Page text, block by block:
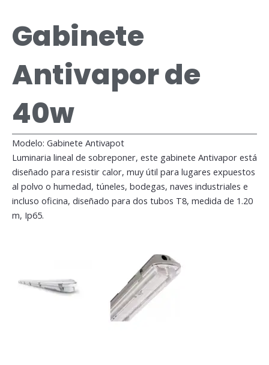
Gabinete
Antivapor de
40w
Modelo: Gabinete Antivapot
Luminaria lineal de sobreponer, este gabinete Antivapor está
diseñado para resistir calor, muy útil para lugares expuestos
al polvo o humedad, túneles, bodegas, naves industriales e
incluso oficina, diseñado para dos tubos T8, medida de 1.20
m, Ip65.